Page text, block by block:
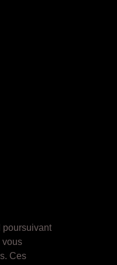
poursuivant
vous
Ces